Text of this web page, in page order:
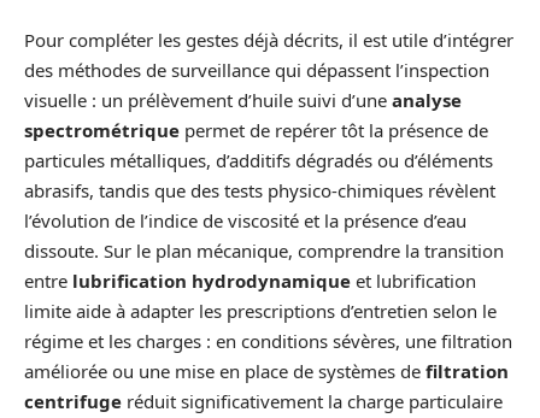
Pour compléter les gestes déjà décrits, il est utile d’intégrer
des méthodes de surveillance qui dépassent l’inspection
visuelle : un prélèvement d’huile suivi d’une analyse
spectrométrique permet de repérer tôt la présence de
particules métalliques, d’additifs dégradés ou d’éléments
abrasifs, tandis que des tests physico-chimiques révèlent
l’évolution de l’indice de viscosité et la présence d’eau
dissoute. Sur le plan mécanique, comprendre la transition
entre lubrification hydrodynamique et lubrification
limite aide à adapter les prescriptions d’entretien selon le
régime et les charges : en conditions sévères, une filtration
améliorée ou une mise en place de systèmes de filtration
centrifuge réduit significativement la charge particulaire